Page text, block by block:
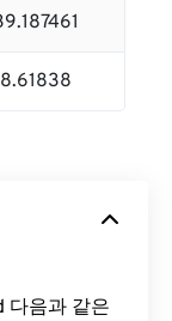
다음과 같은